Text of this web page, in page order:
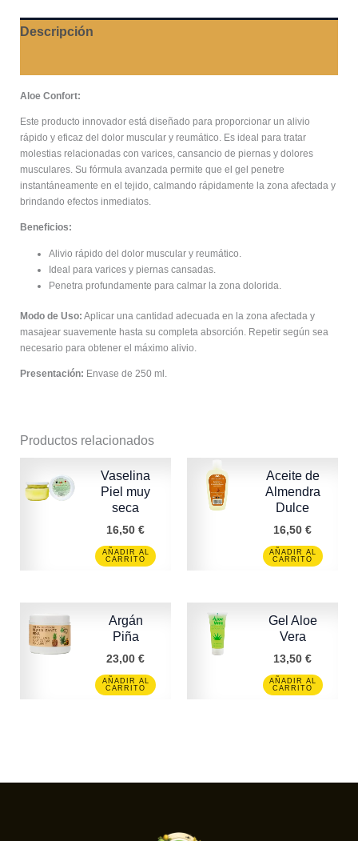
Descripción
Aloe Confort:
Este producto innovador está diseñado para proporcionar un alivio
rápido y eficaz del dolor muscular y reumático. Es ideal para tratar
molestias relacionadas con varices, cansancio de piernas y dolores
musculares. Su fórmula avanzada permite que el gel penetre
instantáneamente en el tejido, calmando rápidamente la zona afectada y
brindando efectos inmediatos.
Beneficios:
Alivio rápido del dolor muscular y reumático.
Ideal para varices y piernas cansadas.
Penetra profundamente para calmar la zona dolorida.
Modo de Uso: Aplicar una cantidad adecuada en la zona afectada y
masajear suavemente hasta su completa absorción. Repetir según sea
necesario para obtener el máximo alivio.
Presentación: Envase de 250 ml.
Productos relacionados
Vaselina
Piel muy
seca
16,50€
AÑADIR AL
CARRITO
Aceite de
Almendra
Dulce
16,50€
AÑADIR AL
CARRITO
Argán
Piña
23,00€
AÑADIR AL
CARRITO
Gel Aloe
Vera
13,50€
AÑADIR AL
CARRITO